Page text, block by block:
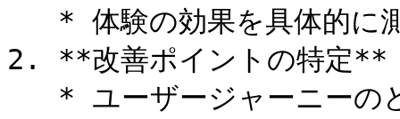
2. **改善ポイントの特定**